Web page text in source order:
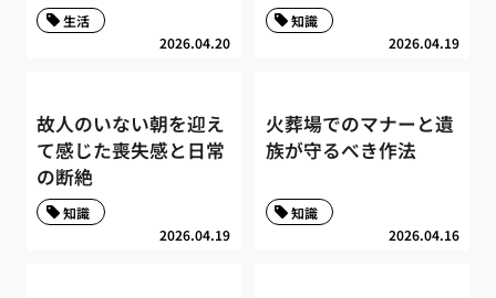
2026.04.20
生活
2026.04.19
知識
故人のいない朝を迎え
て感じた喪失感と日常
の断絶
2026.04.19
知識
火葬場でのマナーと遺
族が守るべき作法
2026.04.16
知識